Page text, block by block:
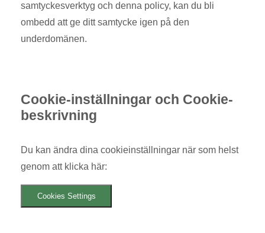
samtyckesverktyg och denna policy, kan du bli
ombedd att ge ditt samtycke igen på den
underdomänen.
Cookie-inställningar och Cookie-
beskrivning
Du kan ändra dina cookieinställningar när som helst
genom att klicka här:
Cookies Settings